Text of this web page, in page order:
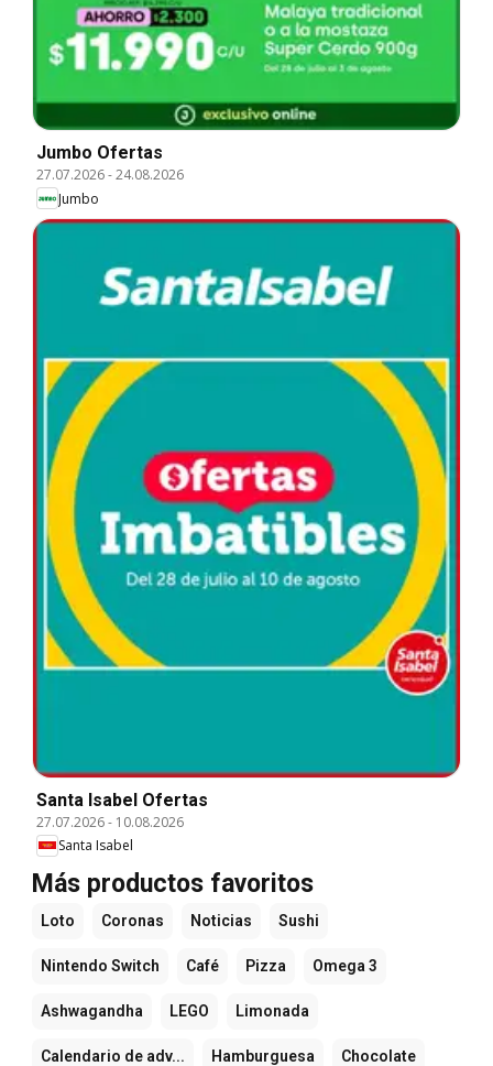
Jumbo Ofertas
27.07.2026-24.08.2026
Jumbo
Santa Isabel Ofertas
27.07.2026- 10.08.2026
Santa Isabel
Más productos favoritos
Loto Coronas Noticias Sushi
Nintendo Switch Café Pizza Omega 3
Ashwagandha LEGO Limonada
Calendario de adv... Hamburguesa Chocolate